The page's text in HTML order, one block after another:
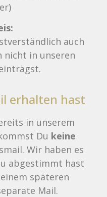
auch
nicht in unseren
erhalten hast
in unserem
Du keine
Wir haben es
abgestimmt hast
späteren
Mail.